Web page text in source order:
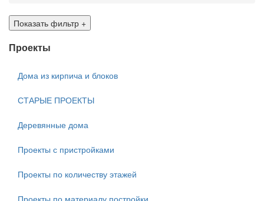
Показать фильтр +
Проекты
Дома из кирпича и блоков
СТАРЫЕ ПРОЕКТЫ
Деревянные дома
Проекты с пристройками
Проекты по количеству этажей